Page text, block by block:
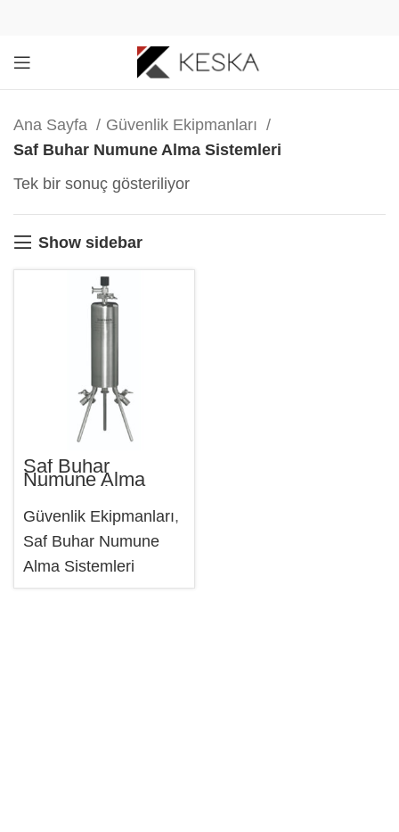
Ana Sayfa
Güvenlik Ekipmanları
Saf Buhar Numune Alma Sistemleri
Tek bir sonuç gösteriliyor
Show sidebar
Saf Buhar
Numune Alma
Sistemleri
Güvenlik Ekipmanları,
Saf Buhar Numune
Alma Sistemleri